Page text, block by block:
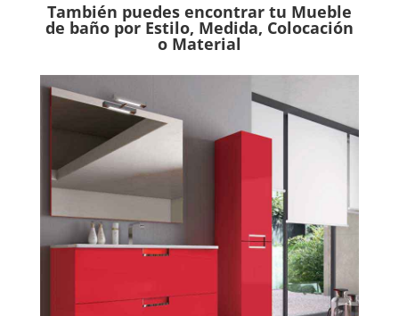
También puedes encontrar tu Mueble
de baño por Estilo, Medida, Colocación
o Material